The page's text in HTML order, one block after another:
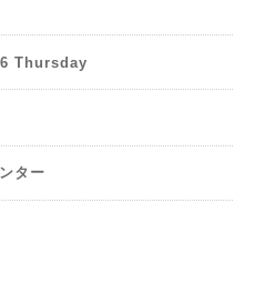
Thursday
ター